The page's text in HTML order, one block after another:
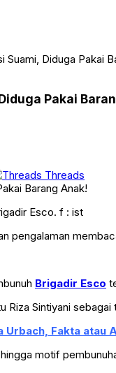
Suami, Diduga Pakai
Pakai
Threads
Esco. f : ist
pengalaman
Brigadir Esco
Riza Sintiyani sebagai
Urbach, Fakta atau
motif